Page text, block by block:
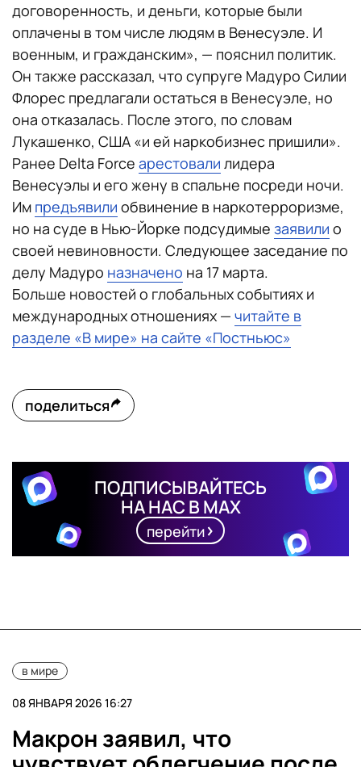
договоренность, и деньги, которые были
оплачены в том числе людям в Венесуэле. И
военным, и гражданским», — пояснил политик.
Он также рассказал, что супруге Мадуро Силии
Флорес предлагали остаться в Венесуэле, но
она отказалась. После этого, по словам
Лукашенко, США «и ей наркобизнес пришили».
Ранее Delta Force арестовали лидера
Венесуэлы и его жену в спальне посреди ночи.
Им предъявили обвинение в наркотерроризме,
но на суде в Нью-Йорке подсудимые заявили о
своей невиновности. Следующее заседание по
делу Мадуро назначено на 17 марта.
Больше новостей о глобальных событиях и
международных отношениях — читайте в
разделе «В мире» на сайте «Постньюс»
поделиться
ПОДПИСЫВАЙТЕСЬ
НА НАС В MAX
перейти
в мире
08 ЯНВАРЯ 2026 16:27
Макрон заявил, что